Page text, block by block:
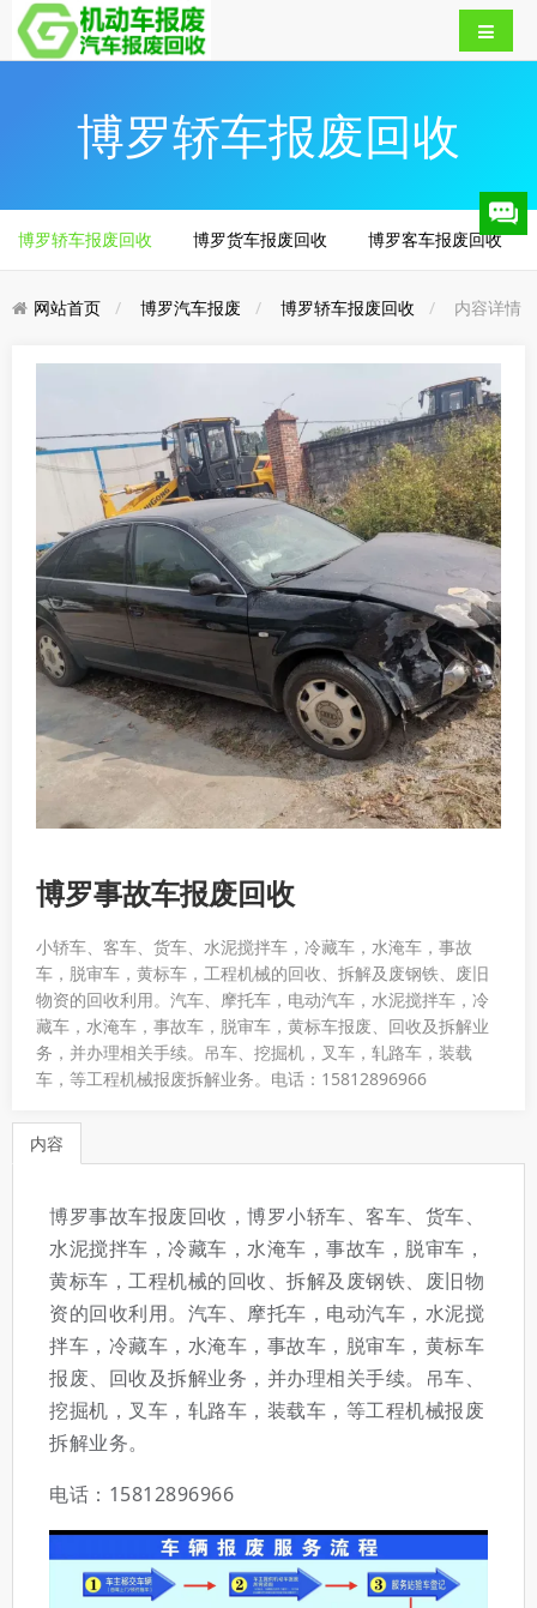
博罗轿车报废回收
博罗轿车报废回收 博罗货车报废回收 博罗客车报废回收
网站首页 博罗汽车报废 博罗轿车报废回收 内容详情
博罗事故车报废回收
小轿车、客车、货车、水泥搅拌车，冷藏车，水淹车，事故
车，脱审车，黄标车，工程机械的回收、拆解及废钢铁、废旧
物资的回收利用。汽车、摩托车，电动汽车，水泥搅拌车，冷
藏车，水淹车，事故车，脱审车，黄标车报废、回收及拆解业
务，并办理相关手续。吊车、挖掘机，叉车，轧路车，装载
车，等工程机械报废拆解业务。​ 电话：15812896966
内容
博罗事故车报废回收，博罗小轿车、客车、货车、
水泥搅拌车，冷藏车，水淹车，事故车，脱审车，
黄标车，工程机械的回收、拆解及废钢铁、废旧物
资的回收利用。汽车、摩托车，电动汽车，水泥搅
拌车，冷藏车，水淹车，事故车，脱审车，黄标车
报废、回收及拆解业务，并办理相关手续。吊车、
挖掘机，叉车，轧路车，装载车，等工程机械报废
拆解业务。
电话：15812896966